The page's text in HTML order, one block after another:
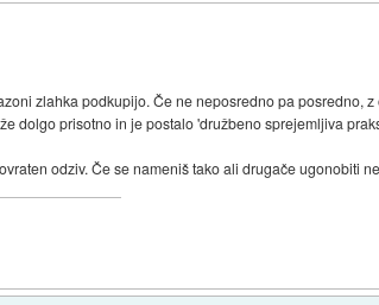
zlahka podkupijo. Če ne neposredno pa posredno,
dolgo prisotno in je postalo 'družbeno sprejemljiva
odziv. Če se nameniš tako ali drugače ugonobiti